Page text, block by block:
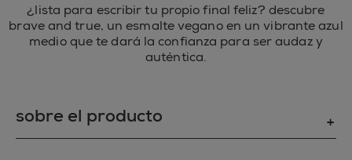
¿lista para escribir tu propio final feliz? descubre
brave and true, un esmalte vegano en un vibrante azul
medio que te dará la confianza para ser audaz y
auténtica.
sobre el producto